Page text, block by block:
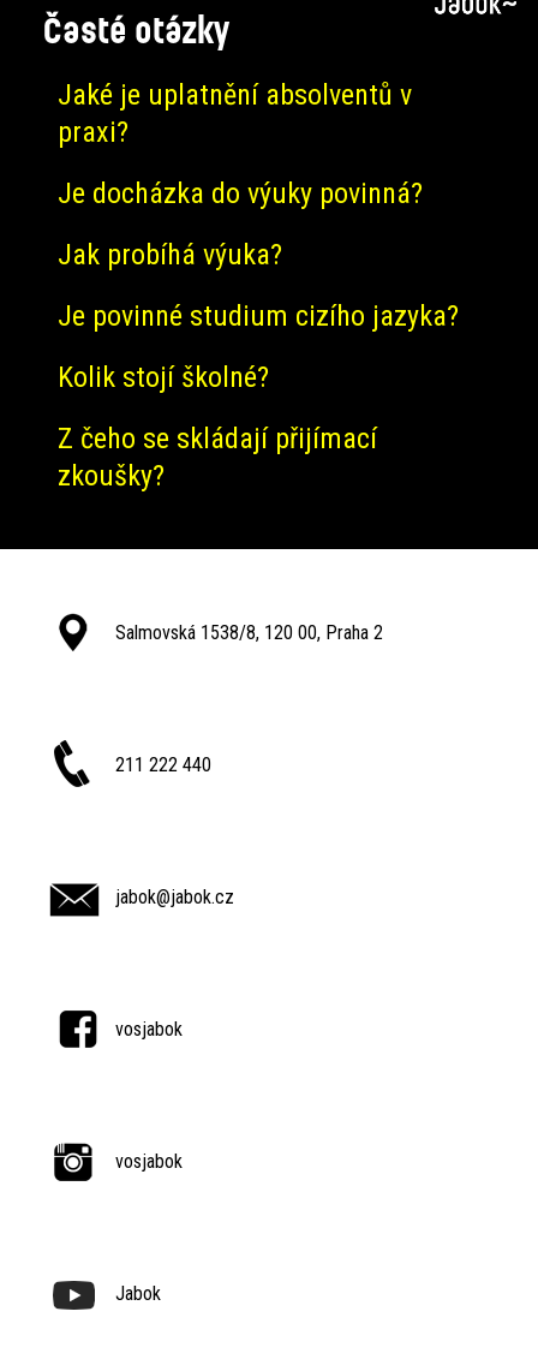
Časté otázky
Jaké je uplatnění absolventů v
praxi?
Je docházka do výuky povinná?
Jak probíhá výuka?
Je povinné studium cizího jazyka?
Kolik stojí školné?
Z čeho se skládají přijímací
zkoušky?
Salmovská 1538/8, 120 00, Praha 2
211 222 440
jabok@jabok.cz
vosjabok
vosjabok
Jabok